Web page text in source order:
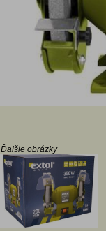
Ďalšie obrázky